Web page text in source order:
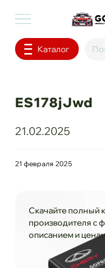
Каталог
ES178jJwd
21.02.2025
21 февраля 2025
Скачайте полный
производителя с
описанием и